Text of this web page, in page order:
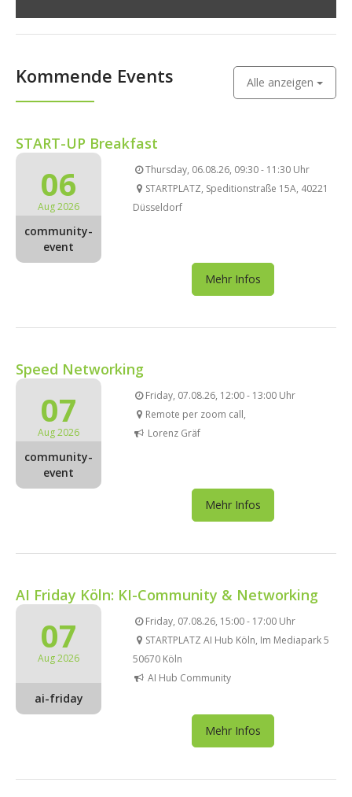
Kommende Events Alle anzeigen
START-UP Breakfast
06
Aug 2026
community-
event
Thursday, 06.08.26, 09:30 - 11:30 Uhr
STARTPLATZ, Speditionstraße 15A, 40221
Düsseldorf
Mehr Infos
Speed Networking
07
Aug 2026
community-
event
Friday, 07.08.26, 12:00 - 13:00 Uhr
Remote per zoom call,
Lorenz Gräf
Mehr Infos
AI Friday Köln: KI-Community & Networking
07
Aug 2026
ai-friday
Friday, 07.08.26, 15:00 - 17:00 Uhr
STARTPLATZ AI Hub Köln, Im Mediapark 5
50670 Köln
AI Hub Community
Mehr Infos